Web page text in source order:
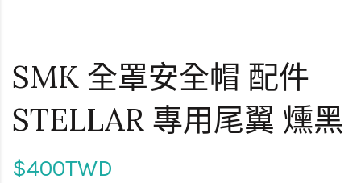
SMK 全罩安全帽 配件
STELLAR 專用尾翼 燻黑
$400TWD